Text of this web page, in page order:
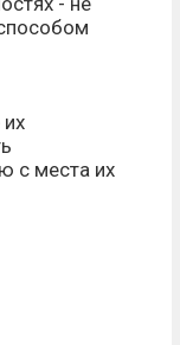
с места их